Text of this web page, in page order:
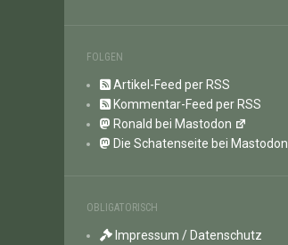
FOLGEN
Artikel-Feed per RSS
Kommentar-Feed per RSS
Ronald bei Mastodon
Die Schatenseite bei Mastodon
OBLIGATORISCH
Impressum / Datenschutz